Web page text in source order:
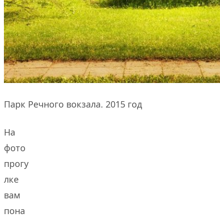
Парк Речного вокзала. 2015 год
На
фото
прогу
лке
вам
пона